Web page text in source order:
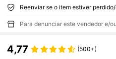
Para denunciar este vendedor e/
4,77 (500+)